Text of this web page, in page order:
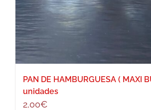
PAN DE HAMBURGUESA ( MAXI
unidades
2,00€